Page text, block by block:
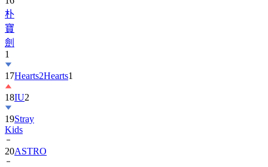
寶
劍
1
17
18IU2
19Stray
Kids
20ASTRO
21EXO